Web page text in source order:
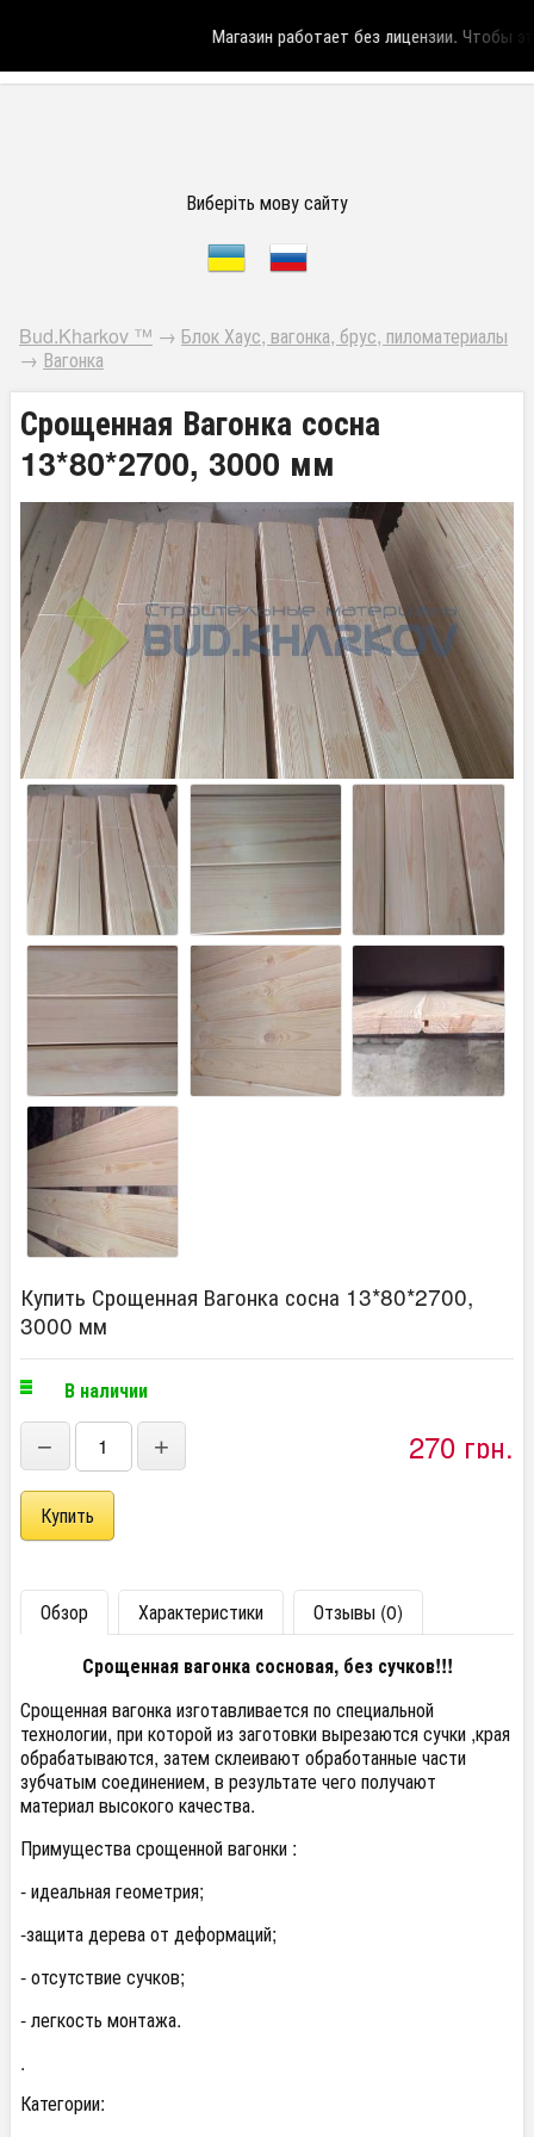
Магазин работает без лицензии.Чтобы
Виберіть мову сайту
Bud.Kharkov ™ → Блок Хаус, вагонка, брус, пиломатериалы
→ Вагонка
Срощенная Вагонка сосна
13*80*2700, 3000 мм
Купить Срощенная Вагонка сосна 13*80*2700,
3000 мм
В наличии
− + 270 грн.
Обзор Характеристики
Отзывы (0)
Срощенная вагонка сосновая, без сучков!!!
Срощенная вагонка изготавливается по специальной
технологии, при которой из заготовки вырезаются сучки ,края
обрабатываются, затем склеивают обработанные части
зубчатым соединением, в результате чего получают
материал высокого качества.
Примущества срощенной вагонки :
- идеальная геометрия;
-защита дерева от деформаций;
- отсутствие сучков;
- легкость монтажа.
.
Категории: